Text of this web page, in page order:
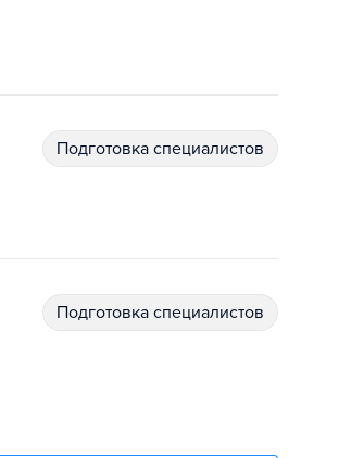
подготовка специалистов
подготовка специалистов